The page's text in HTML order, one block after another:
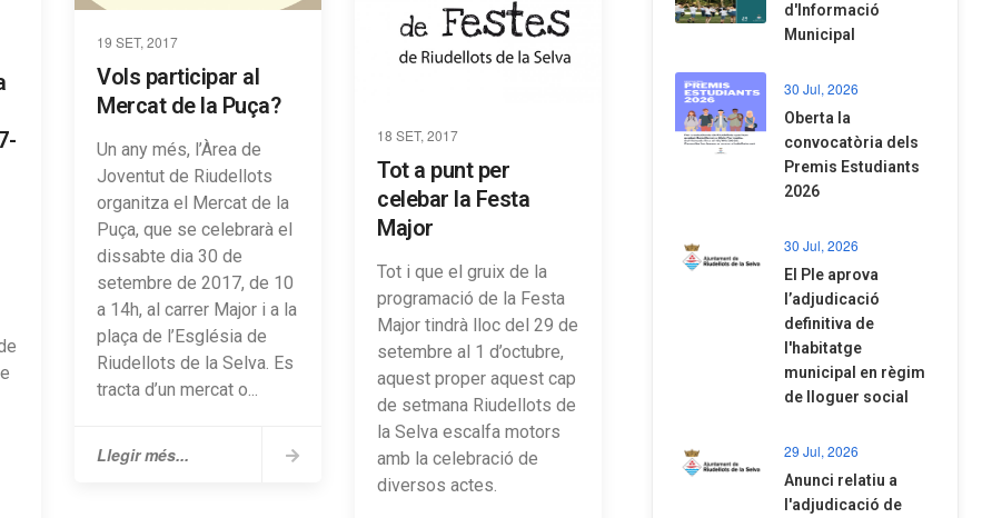
19 SET, 2017
Vols participar al
Mercat de la Puça?
Un any més, l’Àrea de
Joventut de Riudellots
organitza el Mercat de la
Puça, que se celebrarà el
dissabte dia 30 de
setembre de 2017, de 10
a 14h, al carrer Major i a la
plaça de l’Església de
Riudellots de la Selva. Es
tracta d’un mercat o...
Llegir més...
18 SET, 2017
Tot a punt per
celebar la Festa
Major
Tot i que el gruix de la
programació de la Festa
Major tindrà lloc del 29 de
setembre al 1 d’octubre,
aquest proper aquest cap
de setmana Riudellots de
la Selva escalfa motors
amb la celebració de
diversos actes.
d'Informació
Municipal
30 Jul, 2026
Oberta la
convocatòria dels
Premis Estudiants
2026
30 Jul, 2026
El Ple aprova
l’adjudicació
definitiva de
l'habitatge
municipal en règim
de lloguer social
29 Jul, 2026
Anunci relatiu a
l'adjudicació de